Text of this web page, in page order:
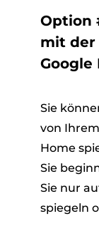
Option
mit der
Google
Sie
von
Home
Sie
Sie nur
spiegeln